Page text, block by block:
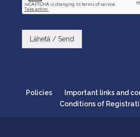
Lähetä / Send
Policies
Important links and
Conditions of